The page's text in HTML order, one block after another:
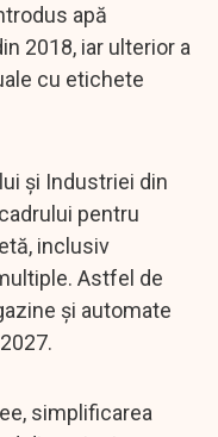
apă
2018, iar ulterior a
cu etichete
și Industriei din
pentru
inclusiv
Astfel de
și automate
simplificarea